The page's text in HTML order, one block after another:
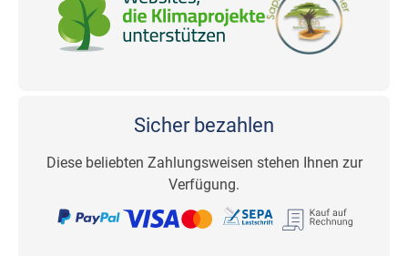
Sicher bezahlen
Diese beliebten Zahlungsweisen stehen Ihnen zur
Verfügung.